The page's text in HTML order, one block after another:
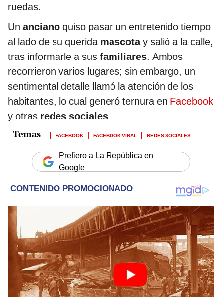
ruedas.
Un anciano quiso pasar un entretenido tiempo
al lado de su querida mascotay salió a la calle,
tras informarle a sus familiares. Ambos
recorrieron varios lugares; sin embargo, un
sentimental detalle llamó la atención de los
habitantes, lo cual generó ternura en Facebook
y otras redes sociales.
FACEBOOK FACEBOOK VIRAL REDES SOCIALES
Prefiero a La República en
Google